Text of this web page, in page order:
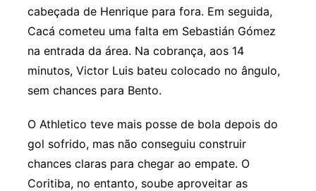
cabeçada de Henrique para fora. Em seguida,
Cacá cometeu uma falta em Sebastián Gómez
na entrada da área. Na cobrança, aos 14
minutos, Victor Luis bateu colocado no ângulo,
sem chances para Bento.
O Athletico teve mais posse de bola depois do
gol sofrido, mas não conseguiu construir
chances claras para chegar ao empate. O
Coritiba, no entanto, soube aproveitar as